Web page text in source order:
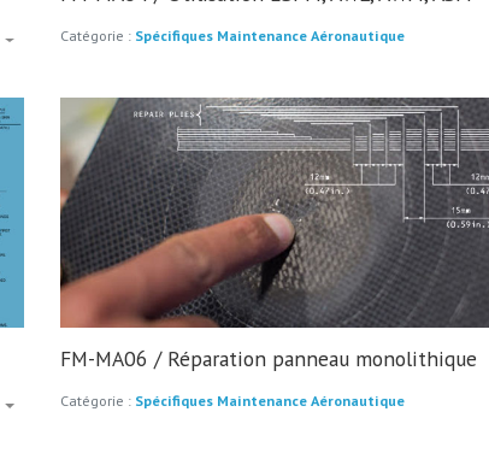
Catégorie : Spécifiques Maintenance Aéronautique
FM-MA06 / Réparation panneau monolithique
Catégorie : Spécifiques Maintenance Aéronautique